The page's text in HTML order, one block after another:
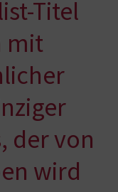
Titel
mit
der von
wird